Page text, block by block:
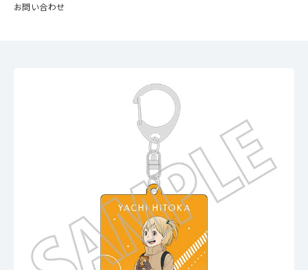
お問い合わせ